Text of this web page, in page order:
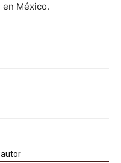
México.
autor